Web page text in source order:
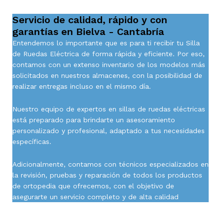
Servicio de calidad, rápido y con
garantías en Bielva - Cantabría
Entendemos lo importante que es para ti recibir tu Silla
de Ruedas Eléctrica de forma rápida y eficiente. Por eso,
contamos con un extenso inventario de los modelos más
solicitados en nuestros almacenes, con la posibilidad de
realizar entregas incluso en el mismo día.
Nuestro equipo de expertos en sillas de ruedas eléctricas
está preparado para brindarte un asesoramiento
personalizado y profesional, adaptado a tus necesidades
específicas.
Adicionalmente, contamos con técnicos especializados en
la revisión, pruebas y reparación de todos los productos
de ortopedia que ofrecemos, con el objetivo de
asegurarte un servicio completo y de alta calidad